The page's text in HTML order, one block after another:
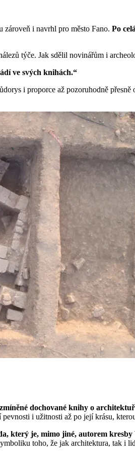
i navrhl pro město Fano. Po
týče. Jak sdělil novinářům i
ve svých knihách.“
i proporce až pozoruhodně
dochované knihy o
i užitnosti až po její krásu,
který je, mimo jiné, autorem
toho, že jak architektura, tak i